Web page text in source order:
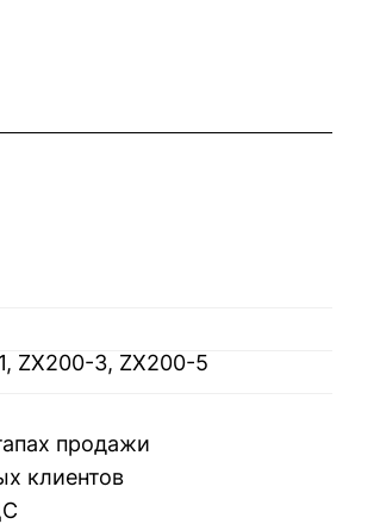
ZX200-3, ZX200-5
продажи
клиентов